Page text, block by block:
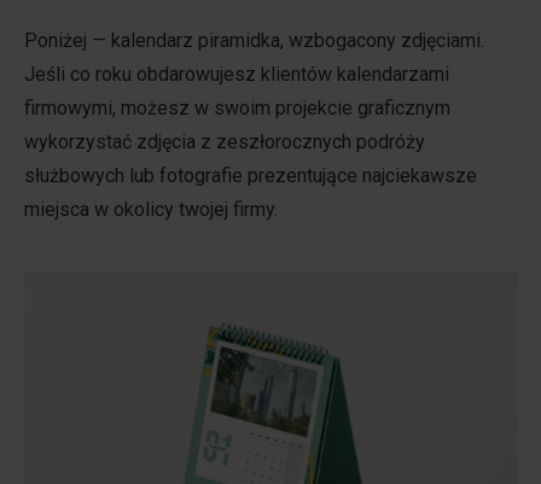
Poniżej — kalendarz piramidka, wzbogacony zdjęciami.
Jeśli co roku obdarowujesz klientów kalendarzami
firmowymi, możesz w swoim projekcie graficznym
wykorzystać zdjęcia z zeszłorocznych podróży
służbowych lub fotografie prezentujące najciekawsze
miejsca w okolicy twojej firmy.